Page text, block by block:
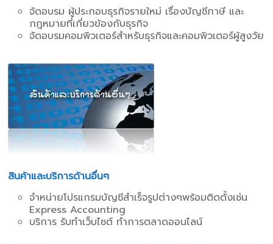
จัดอบรม ผู้ประกอบธุรกิจรายใหม่ เรื่องบัญชีภาษี และ
กฎหมายที่เกี่ยวข้องกับธุรกิจ
จัดอบรมคอมพิวเตอร์สำหรับธุรกิจและคอมพิวเตอร์ผู้สูงวัย
สินค้าและบริการด้านอื่นๆ
จำหน่ายโปรแกรมบัญชีสำเร็จรูปต่างๆพร้อมติดตั้งเช่น
Express Accounting
บริการ รับทำเว็บไซต์ ทำการตลาดออนไลน์